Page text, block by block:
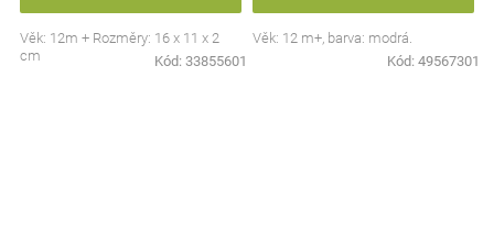
Věk: 12m + Rozměry: 16 x 11 x 2
cm
Kód: 33855601
Věk: 12 m+, barva: modrá.
Kód: 49567301